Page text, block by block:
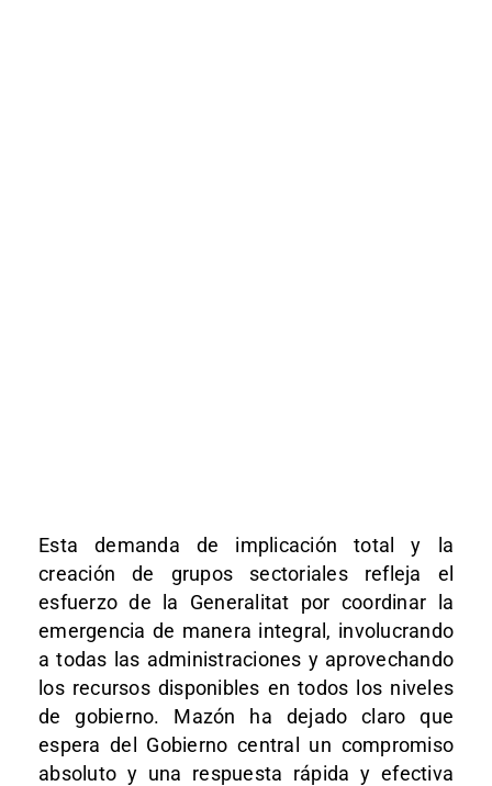
Esta demanda de implicación total y la
creación de grupos sectoriales refleja el
esfuerzo de la Generalitat por coordinar la
emergencia de manera integral, involucrando
a todas las administraciones y aprovechando
los recursos disponibles en todos los niveles
de gobierno. Mazón ha dejado claro que
espera del Gobierno central un compromiso
absoluto y una respuesta rápida y efectiva